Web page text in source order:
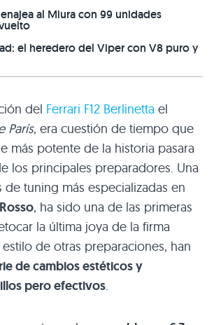
al Miura con 99 unidades
el heredero del Viper con V8 puro y
del Ferrari F12 Berlinetta el
París, era cuestión de tiempo que
más potente de la historia pasara
los principales preparadores. Una
de tuning más especializadas en
, ha sido una de las primeras
la última joya de la firma
estilo de otras preparaciones, han
de cambios estéticos y
pero efectivos.